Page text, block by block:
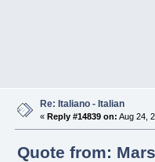
Re: Italiano - Italian
« Reply #14839 on: Aug 24,
Quote from: